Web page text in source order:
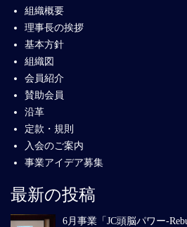
組織概要
理事長の挨拶
基本方針
組織図
会員紹介
賛助会員
沿革
定款・規則
入会のご案内
事業アイデア募集
最新の投稿
6月事業「JC頭脳パワー-